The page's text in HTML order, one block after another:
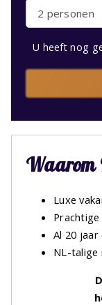
2 personen
U heeft nog
Waarom
Luxe
Al 20
NL-talige